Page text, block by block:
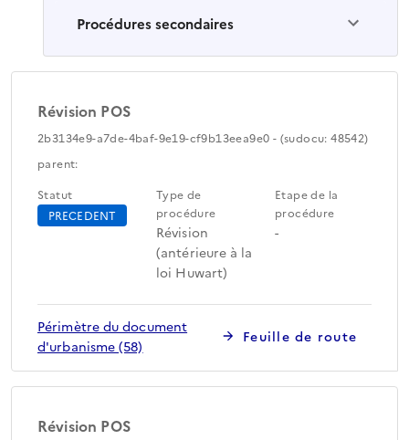
Procédures secondaires
Révision POS
2b3134e9-a7de-4baf-9e19-cf9b13eea9e0 - (sudocu: 48542)
parent:
Statut
PRECEDENT
Type de
procédure
Révision
(antérieure à la
loi Huwart)
Etape de la
procédure
-
Périmètre du document
d'urbanisme (58)
Feuille de route
Révision POS